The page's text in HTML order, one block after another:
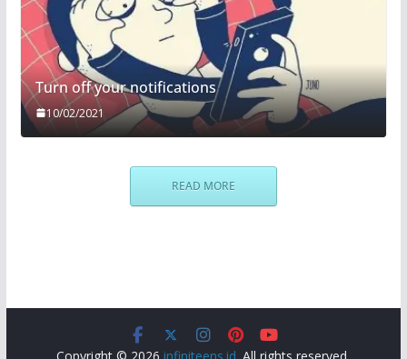
Turn off your notifications
10/02/2021
READ MORE